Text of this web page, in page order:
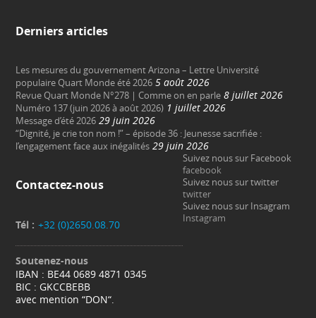
Derniers articles
Les mesures du gouvernement Arizona – Lettre Université
populaire Quart Monde été 2026 5 août 2026
Revue Quart Monde N°278 | Comme on en parle 8 juillet 2026
Numéro 137 (juin 2026 à août 2026) 1 juillet 2026
Message d’été 2026 29 juin 2026
“Dignité, je crie ton nom !” – épisode 36 : Jeunesse sacrifiée :
l’engagement face aux inégalités 29 juin 2026
Contactez-nous
Tél : +32 (0)2650.08.70
Soutenez-nous
IBAN : BE44 0689 4871 0345
BIC : GKCCBEBB
avec mention “DON“.
Suivez nous sur Facebook
facebook
Suivez nous sur twitter
twitter
Suivez nous sur Insagram
Instagram